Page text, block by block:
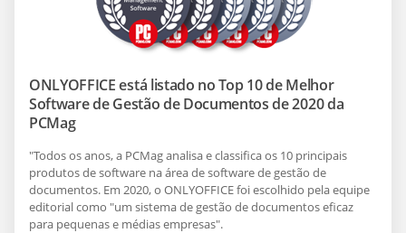
ONLYOFFICE está listado no Top 10 de Melhor
Software de Gestão de Documentos de 2020 da
PCMag
"Todos os anos, a PCMag analisa e classifica os 10 principais
produtos de software na área de software de gestão de
documentos. Em 2020, o ONLYOFFICE foi escolhido pela equipe
editorial como "um sistema de gestão de documentos eficaz
para pequenas e médias empresas".